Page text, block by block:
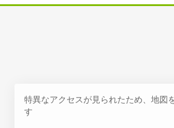
特異なアクセスが見られたため、地図
す